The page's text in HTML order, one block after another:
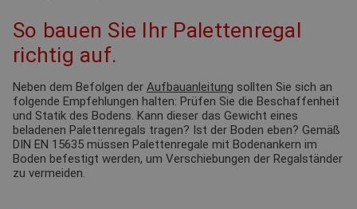
So bauen Sie Ihr Palettenregal
richtig auf.
Neben dem Befolgen der Aufbauanleitung sollten Sie sich an
folgende Empfehlungen halten: Prüfen Sie die Beschaffenheit
und Statik des Bodens. Kann dieser das Gewicht eines
beladenen Palettenregals tragen? Ist der Boden eben? Gemäß
DIN EN 15635 müssen Palettenregale mit Bodenankern im
Boden befestigt werden, um Verschiebungen der Regalständer
zu vermeiden.